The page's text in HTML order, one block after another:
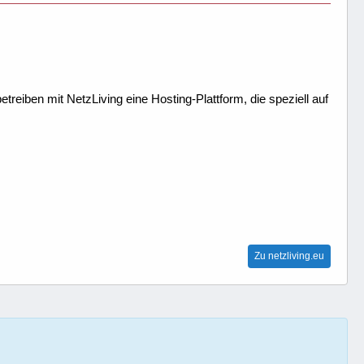
mit NetzLiving eine Hosting-Plattform, die speziell auf
Zu netzliving.eu